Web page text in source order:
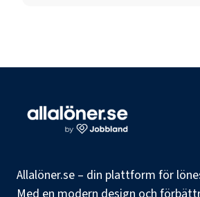
Allalöner.se – din plattform för